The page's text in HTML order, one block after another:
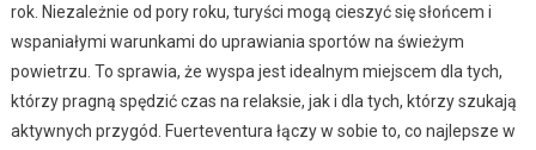
rok. Niezależnie od pory roku, turyści mogą cieszyć się słońcem i
wspaniałymi warunkami do uprawiania sportów na świeżym
powietrzu. To sprawia, że wyspa jest idealnym miejscem dla tych,
którzy pragną spędzić czas na relaksie, jak i dla tych, którzy szukają
aktywnych przygód. Fuerteventura łączy w sobie to, co najlepsze w